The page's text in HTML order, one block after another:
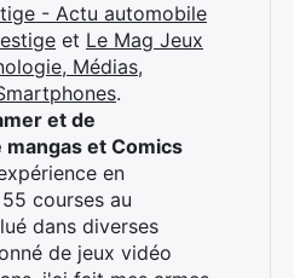
- Actu automobile
et Le Mag Jeux
Médias,
.
et de
et Comics
en
courses au
dans diverses
de jeux vidéo